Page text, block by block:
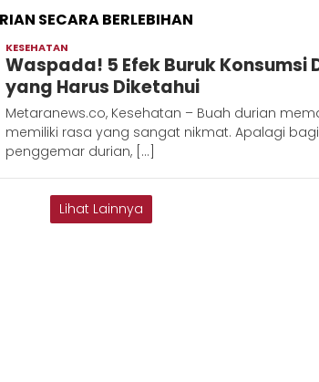
SECARA BERLEBIHAN
KESEHATAN
Waspada! 5 Efek Buruk Konsumsi
yang Harus Diketahui
Metaranews.co, Kesehatan – Buah durian
memiliki rasa yang sangat nikmat. Apalagi bagi
penggemar durian, […]
Lihat Lainnya